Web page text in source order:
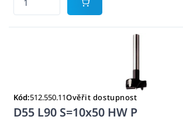
Kód:512.550.11Ověřit dostupnost
D55 L90 S=10x50 HW P